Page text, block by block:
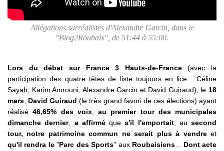
Allégations surréalistes d'Alexandre Garcin, dans le
"Blog2Roubaix", de 51:44 à 55:00.
Lors du débat sur France 3 Hauts-de-France(avec la
participation des quatre têtes de liste toujours en lice : Céline
Sayah, Karim Amrouni, Alexandre Garcin et David Guiraud), le 18
mars David Guiraud (le très grand favori de ces élections) ayant
réalisé 46,65% des voix, au premier tour des municipales
dimanche dernier, a affirméque s'il l'emportait, au second
tour, notre patrimoine commun ne serait plus à vendreet
qu'il rendra le"Parc des Sports" aux Roubaisiens
Dont acte